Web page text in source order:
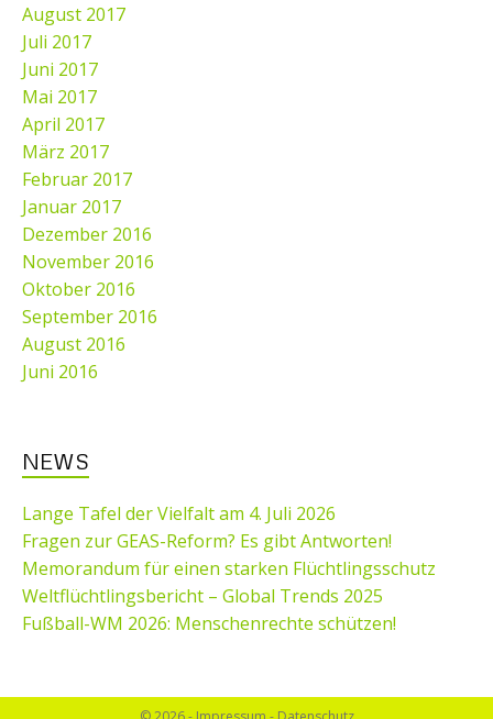
August 2017
Juli 2017
Juni 2017
Mai 2017
April 2017
März 2017
Februar 2017
Januar 2017
Dezember 2016
November 2016
Oktober 2016
September 2016
August 2016
Juni 2016
NEWS
Lange Tafel der Vielfalt am 4. Juli 2026
Fragen zur GEAS-Reform? Es gibt Antworten!
Memorandum für einen starken Flüchtlingsschutz
Weltflüchtlingsbericht – Global Trends 2025
Fußball-WM 2026: Menschenrechte schützen!